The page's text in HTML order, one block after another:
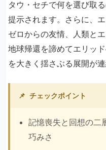
タウ・セチで何を選び取
提示されます。さらに、
ゼロからの友情、人類と
地球帰還を諦めてエリッ
を大きく揺さぶる展開が連
📌 チェックポイント
記憶喪失と回想の二
巧みさ